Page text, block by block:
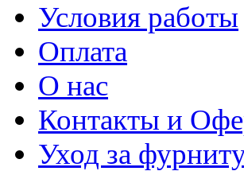
Условия работы
Оплата
О нас
Контакты и
Уход за